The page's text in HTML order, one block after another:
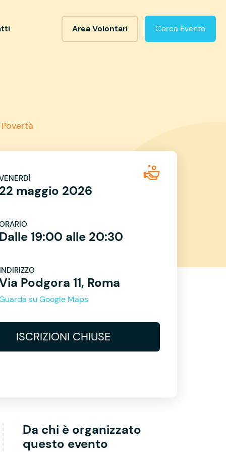
Area Volontari Cerca Evento
maggio 2026
19:00 alle 20:30
Podgora 11, Roma
su Google Maps
ISCRIZIONI CHIUSE
Da chi è organizzato
questo evento